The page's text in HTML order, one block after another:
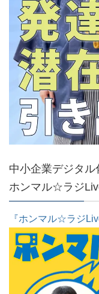
中小企業デジタ
ホンマル☆ラジ
『ホンマル☆ラジ